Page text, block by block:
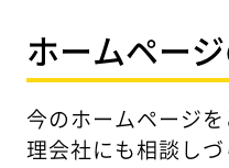
ホームペー
今のホームページ
理会社にも相談しづ